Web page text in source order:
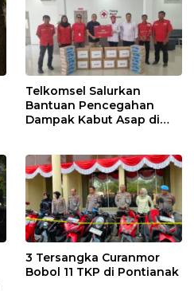
Telkomsel Salurkan
Bantuan Pencegahan
Dampak Kabut Asap di
3 Tersangka Curanmor
Bobol 11 TKP di Pontianak